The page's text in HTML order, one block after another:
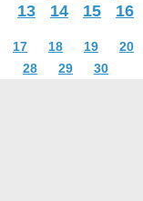
13
14 15 16
17 18 19 20
28
29 30